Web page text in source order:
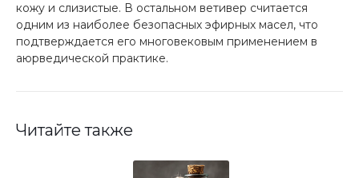
кожу и слизистые. В остальном ветивер считается
одним из наиболее безопасных эфирных масел, что
подтверждается его многовековым применением в
аюрведической практике.
Читайте также